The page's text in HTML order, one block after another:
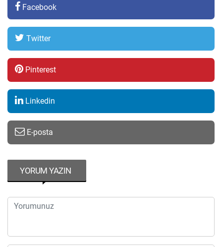
Facebook
Twitter
Pinterest
Linkedin
E-posta
YORUM YAZIN